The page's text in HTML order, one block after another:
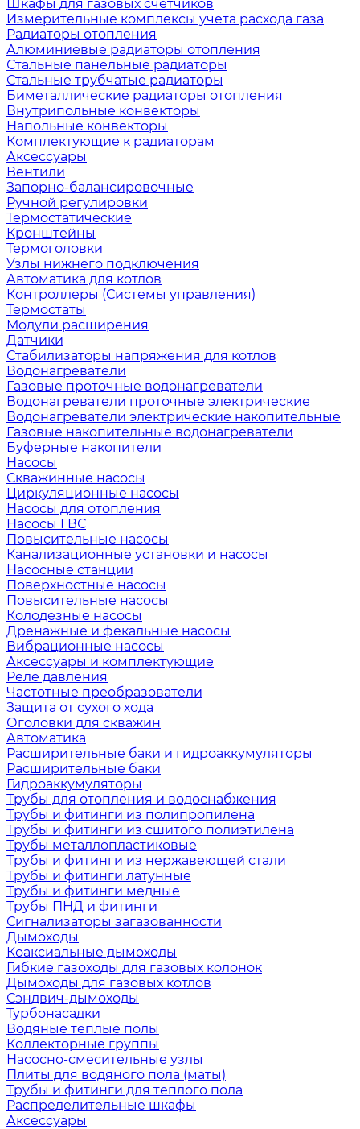
Шкафы для газовых счетчиков
Измерительные комплексы учета расхода газа
Радиаторы отопления
Алюминиевые радиаторы отопления
Стальные панельные радиаторы
Стальные трубчатые радиаторы
Биметаллические радиаторы отопления
Внутрипольные конвекторы
Напольные конвекторы
Комплектующие к радиаторам
Аксессуары
Вентили
Запорно-балансировочные
Ручной регулировки
Термостатические
Кронштейны
Термоголовки
Узлы нижнего подключения
Автоматика для котлов
Контроллеры (Системы управления)
Термостаты
Модули расширения
Датчики
Стабилизаторы напряжения для котлов
Водонагреватели
Газовые проточные водонагреватели
Водонагреватели проточные электрические
Водонагреватели электрические накопительные
Газовые накопительные водонагреватели
Буферные накопители
Насосы
Скважинные насосы
Циркуляционные насосы
Насосы для отопления
Насосы ГВС
Повысительные насосы
Канализационные установки и насосы
Насосные станции
Поверхностные насосы
Повысительные насосы
Колодезные насосы
Дренажные и фекальные насосы
Вибрационные насосы
Аксессуары и комплектующие
Реле давления
Частотные преобразователи
Защита от сухого хода
Оголовки для скважин
Автоматика
Расширительные баки и гидроаккумуляторы
Расширительные баки
Гидроаккумуляторы
Трубы для отопления и водоснабжения
Трубы и фитинги из полипропилена
Трубы и фитинги из сшитого полиэтилена
Трубы металлопластиковые
Трубы и фитинги из нержавеющей стали
Трубы и фитинги латунные
Трубы и фитинги медные
Трубы ПНД и фитинги
Сигнализаторы загазованности
Дымоходы
Коаксиальные дымоходы
Гибкие газоходы для газовых колонок
Дымоходы для газовых котлов
Сэндвич-дымоходы
Турбонасадки
Водяные тёплые полы
Коллекторные группы
Насосно-смесительные узлы
Плиты для водяного пола (маты)
Трубы и фитинги для теплого пола
Распределительные шкафы
Аксессуары